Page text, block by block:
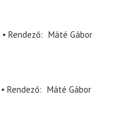
Rendező
Máté Gábor
Rendező
Máté Gábor